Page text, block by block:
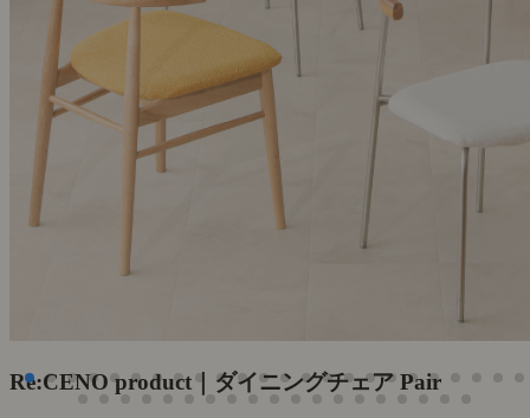
Re:CENO product｜ダイニングチェア Pair